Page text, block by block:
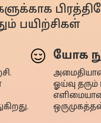
பயிற்சிகள்
யோக
ஓய்வு